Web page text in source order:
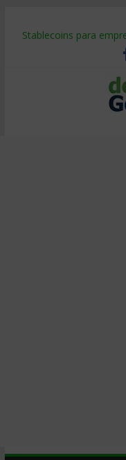
Stablecoins para
Despido silencioso:
IA en selección de
Trabajo forzoso en la
Mercado hispano de